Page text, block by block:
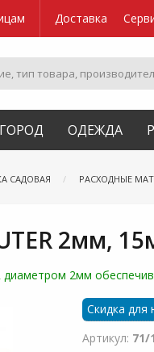
Доставка
ОДЕЖДА
САДОВАЯ РАСХОДНЫЕ
2мм,
2мм
Скидка для
Артикул: 71/